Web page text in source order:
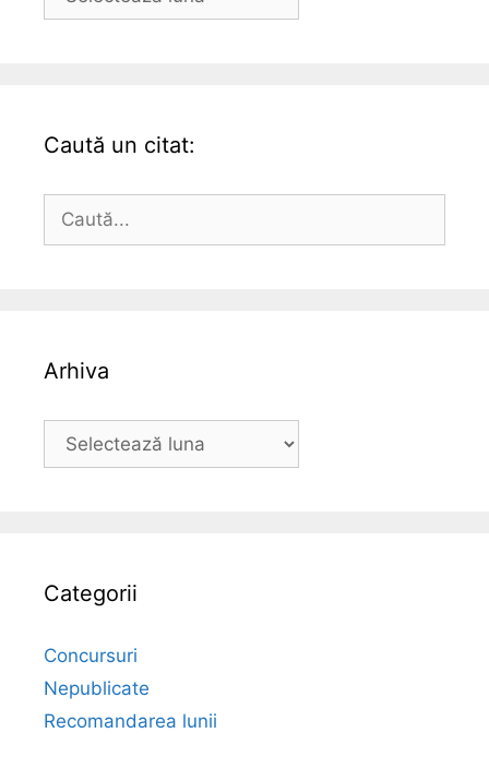
Caută un citat:
Caută
Arhiva
Arhiva
Categorii
Concursuri
Nepublicate
Recomandarea lunii